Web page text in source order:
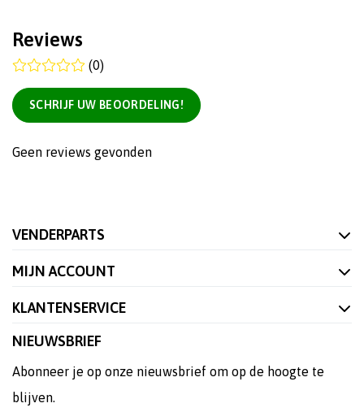
Reviews
(0)
SCHRIJF UW BEOORDELING!
Geen reviews gevonden
VENDERPARTS
MIJN ACCOUNT
KLANTENSERVICE
NIEUWSBRIEF
Abonneer je op onze nieuwsbrief om op de hoogte te
blijven.